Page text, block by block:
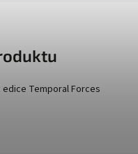
edice Temporal Forces